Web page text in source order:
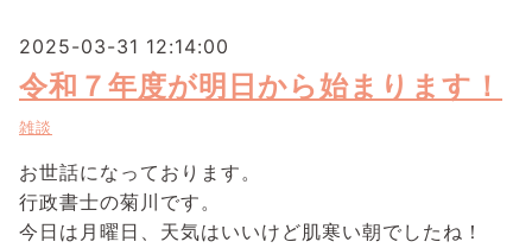
2025-03-31 12:14:00
令和７年度が明日から始まります！
雑談
お世話になっております。
行政書士の菊川です。
今日は月曜日、天気はいいけど肌寒い朝でしたね！